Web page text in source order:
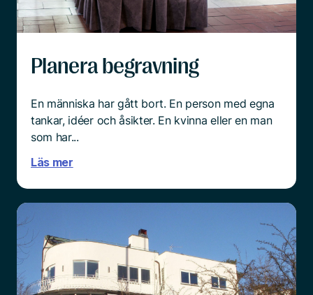
Planera begravning
En människa har gått bort. En person med egna
tankar, idéer och åsikter. En kvinna eller en man
som har...
Läs mer